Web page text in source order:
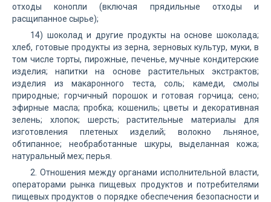
отходы конопли (включая прядильные отходы и
расщипанное сырье);
14) шоколад и другие продукты на основе шоколада;
хлеб, готовые продукты из зерна, зерновых культур, муки, в
том числе торты, пирожные, печенье, мучные кондитерские
изделия; напитки на основе растительных экстрактов;
изделия из макаронного теста, соль; камеди, смолы
природные; горчичный порошок и готовая горчица; сено;
эфирные масла; пробка; кошениль; цветы и декоративная
зелень; хлопок; шерсть; растительные материалы для
изготовления плетеных изделий; волокно льняное,
обтипанное; необработанные шкуры, выделанная кожа;
натуральный мех; перья.
2. Отношения между органами исполнительной власти,
операторами рынка пищевых продуктов и потребителями
пищевых продуктов о порядке обеспечения безопасности и